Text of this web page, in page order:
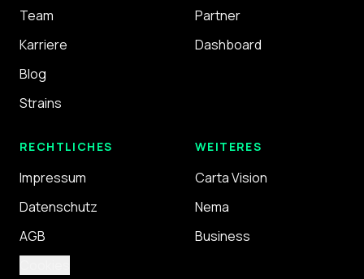
Team
Karriere
Blog
Strains
Partner
Dashboard
RECHTLICHES
Impressum
Datenschutz
AGB
WEITERES
Carta Vision
Nema
Business